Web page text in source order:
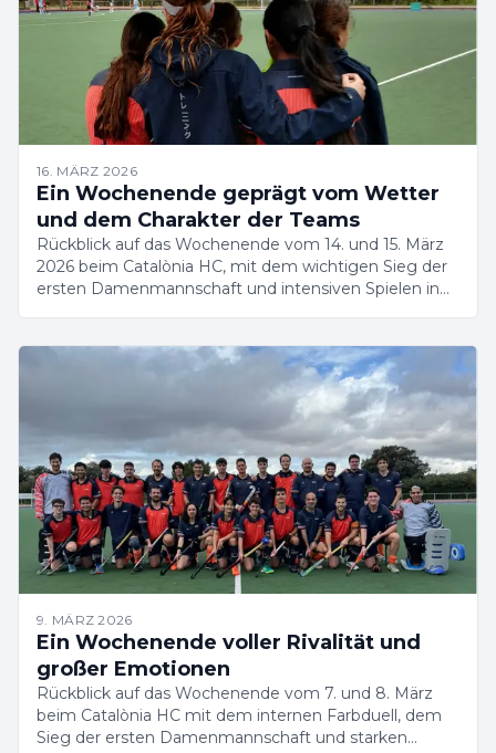
16. MÄRZ 2026
Ein Wochenende geprägt vom Wetter
und dem Charakter der Teams
Rückblick auf das Wochenende vom 14. und 15. März
2026 beim Catalònia HC, mit dem wichtigen Sieg der
ersten Damenmannschaft und intensiven Spielen in
9. MÄRZ 2026
Ein Wochenende voller Rivalität und
großer Emotionen
Rückblick auf das Wochenende vom 7. und 8. März
beim Catalònia HC mit dem internen Farbduell, dem
Sieg der ersten Damenmannschaft und starken